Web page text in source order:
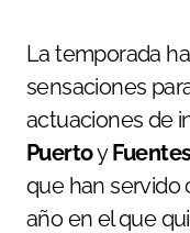
La temporada
sensaciones
actuaciones de
Puertoy
que han servido
año en el que